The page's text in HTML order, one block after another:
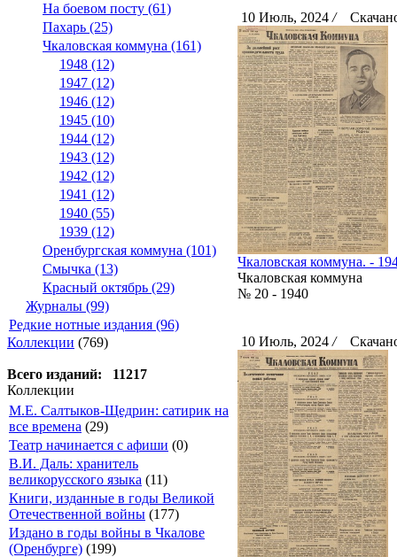
На боевом посту (61)
Пахарь (25)
Чкаловская коммуна (161)
1948 (12)
1947 (12)
1946 (12)
1945 (10)
1944 (12)
1943 (12)
1942 (12)
1941 (12)
1940 (55)
1939 (12)
Оренбургская коммуна (101)
Смычка (13)
Красный октябрь (29)
Журналы (99)
Редкие нотные издания (96)
Коллекции (769)
Всего изданий: 11217
Коллекции
М.Е. Салтыков-Щедрин: сатирик на
все времена (29)
Театр начинается с афиши (0)
В.И. Даль: хранитель
великорусского языка (11)
Книги, изданные в годы Великой
Отечественной войны (177)
Издано в годы войны в Чкалове
(Оренбурге) (199)
10 Июль, 2024 /
Чкаловская коммуна. -
Чкаловская коммуна
№ 20 - 1940
10 Июль, 2024 /